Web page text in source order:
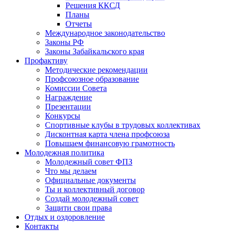
Решения ККСД
Планы
Отчеты
Международное законодательство
Законы РФ
Законы Забайкальского края
Профактиву
Методические рекомендации
Профсоюзное образование
Комиссии Совета
Награждение
Презентации
Конкурсы
Спортивные клубы в трудовых коллективах
Дисконтная карта члена профсоюза
Повышаем финансовую грамотность
Молодежная политика
Молодежный совет ФПЗ
Что мы делаем
Официальные документы
Ты и коллективный договор
Создай молодежный совет
Защити свои права
Отдых и оздоровление
Контакты